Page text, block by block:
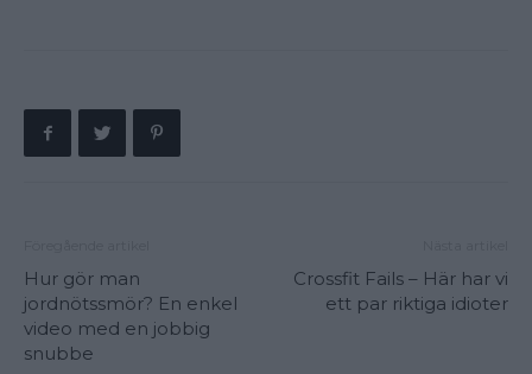
Hur gör man
jordnötssmör? En enkel
video med en jobbig
snubbe
Crossfit Fails – Här har vi
ett par riktiga idioter